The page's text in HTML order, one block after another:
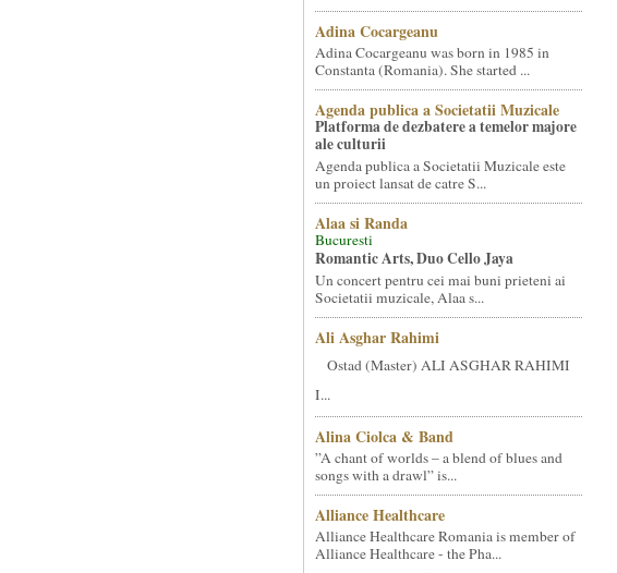
Adina Cocargeanu
Adina Cocargeanu was born in 1985 in
Constanta (Romania). She started ...
Agenda publica a Societatii Muzicale
Platforma de dezbatere a temelor majore
ale culturii
Agenda publica a Societatii Muzicale este
un proiect lansat de catre S...
Alaa si Randa
Bucuresti
Romantic Arts, Duo Cello Jaya
Un concert pentru cei mai buni prieteni ai
Societatii muzicale, Alaa s...
Ali Asghar Rahimi
Ostad (Master) ALI ASGHAR RAHIMI
I...
Alina Ciolca & Band
”A chant of worlds – a blend of blues and
songs with a drawl” is...
Alliance Healthcare
Alliance Healthcare Romania is member of
Alliance Healthcare - the Pha...